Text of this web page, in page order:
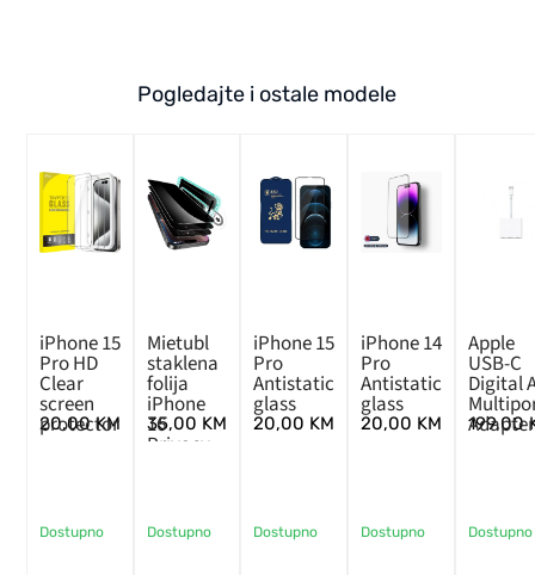
Pogledajte i ostale modele
iPhone 15
Pro HD
Clear
screen
protector
20,00KM
Dostupno
Mietubl
staklena
folija
iPhone
16
Privacy
35,00 KM
Dostupno
iPhone 15
Pro
Antistatic
glass
20,00 KM
Dostupno
iPhone 14
Pro
Antistatic
glass
20,00 KM
Dostupno
Apple
USB-C
Digital
Adapter
199,00
Dostupno